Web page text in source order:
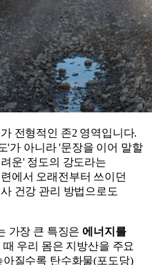
전형적인 존2 영역입니다.
'가 아니라 '문장을 이어 말할
운' 정도의 강도라는
에서 오래전부터 쓰이던
건강 관리 방법으로도
가장 큰 특징은 에너지를
우리 몸은 지방산을 주요
질수록 탄수화물(포도당)